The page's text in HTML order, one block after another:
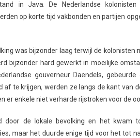
in Java. De Nederlandse
op korte tijd vakbonden en partijen
was bijzonder laag terwijl de
bijzonder hard gewerkt in moeilijke
gouverneur Daendels,
af te krijgen, werden ze langs de kant van
er enkele niet verharde rijstroken voor de
door de lokale bevolking en het kwam
maar het duurde enige tijd voor het tot